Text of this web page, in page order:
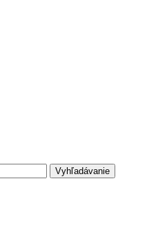
Vyhľadávanie